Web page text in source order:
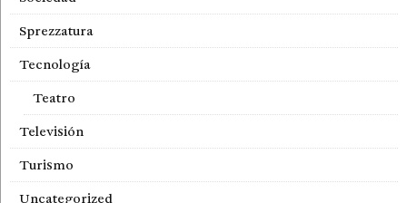
Sprezzatura
Tecnología
Teatro
Televisión
Turismo
Uncategorized